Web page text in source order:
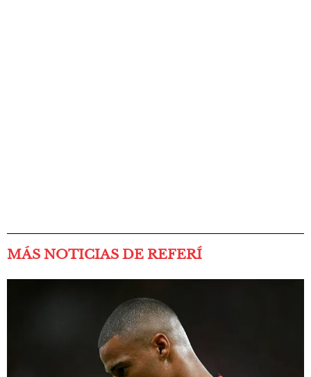
MÁS NOTICIAS DE REFERÍ